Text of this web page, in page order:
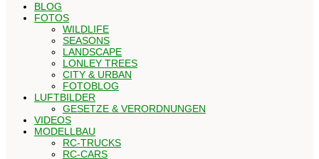
BLOG
FOTOS
WILDLIFE
SEASONS
LANDSCAPE
LONLEY TREES
CITY & URBAN
FOTOBLOG
LUFTBILDER
GESETZE & VERORDNUNGEN
VIDEOS
MODELLBAU
RC-TRUCKS
RC-CARS